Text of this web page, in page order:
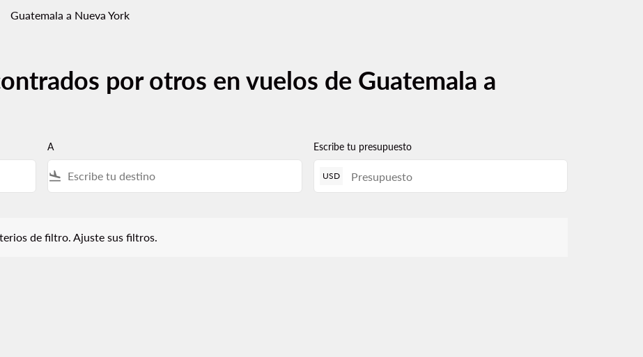
Guatemala a Nueva York
por otros en vuelos de Guatemala a
A
flight_land
Escribe tu presupuesto
USD
de filtro. Ajuste sus filtros.